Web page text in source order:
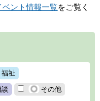
ベント情報一覧をご覧く
祉
その他